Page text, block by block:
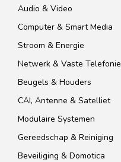
Audio & Video
Computer & Smart Media
Stroom & Energie
Netwerk & Vaste Telefonie
Beugels & Houders
CAI, Antenne & Satelliet
Modulaire Systemen
Gereedschap & Reiniging
Beveiliging & Domotica